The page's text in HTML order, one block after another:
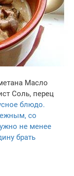
Масло
Соль, перец
блюдо.
со
не менее
брать